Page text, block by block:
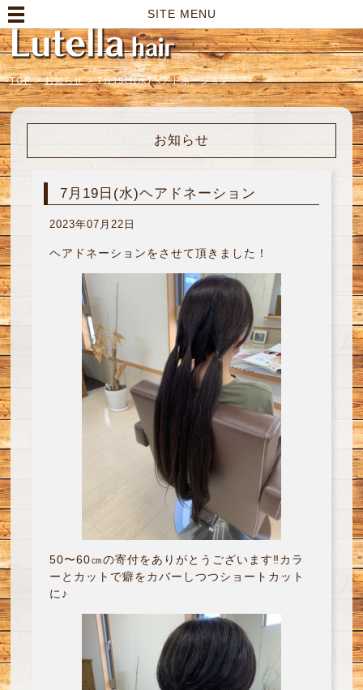
SITE MENU
TOP > お知らせ > 7月19日(水)ヘアドネーション
お知らせ
7月19日(水)ヘアドネーション
2023年07月22日
ヘアドネーションをさせて頂きました！
50〜60㎝の寄付をありがとうございます‼︎カラ
ーとカットで癖をカバーしつつショートカット
に♪